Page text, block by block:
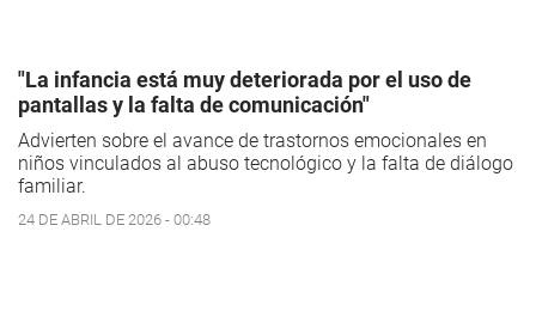
"La infancia está muy deteriorada por el uso de
pantallas y la falta de comunicación"
Advierten sobre el avance de trastornos emocionales en
niños vinculados al abuso tecnológico y la falta de diálogo
familiar.
24 DE ABRIL DE 2026 - 00:48